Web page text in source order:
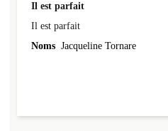
Il est parfait
Il est parfait
Noms Jacqueline Tornare